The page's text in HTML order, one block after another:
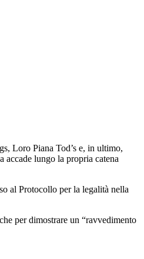
Loro Piana Tod’s e, in ultimo,
accade lungo la propria catena
al Protocollo per la legalità nella
per dimostrare un “ravvedimento